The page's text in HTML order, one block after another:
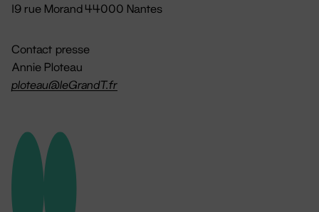
19 rue Morand 44000 Nantes
Contact presse
Annie Ploteau
ploteau@leGrandT.fr